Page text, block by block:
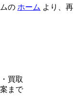
の ホーム より、再
買取
まで